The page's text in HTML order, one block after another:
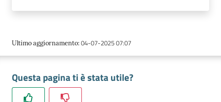
Newsle
tter
Ultimo aggiornamento:04-07-2025 07:07
Questa pagina ti è stata utile?